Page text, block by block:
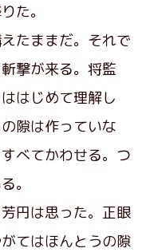
た。
たままだ。それで
撃が来る。将監
はじめて理解し
隙は作っていな
べてかわせる。つ
。
円は思った。正眼
てはほんとうの隙